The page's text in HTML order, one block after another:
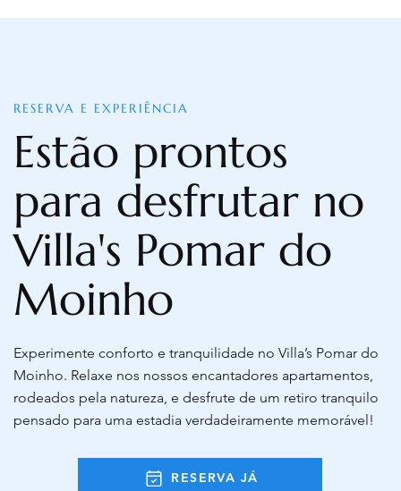
RESERVA E EXPERIÊNCIA
Estão prontos
para desfrutar no
Villa's Pomar do
Moinho
Experimente conforto e tranquilidade no Villa’s Pomar do
Moinho. Relaxe nos nossos encantadores apartamentos,
rodeados pela natureza, e desfrute de um retiro tranquilo
pensado para uma estadia verdadeiramente memorável!
RESERVA JÁ